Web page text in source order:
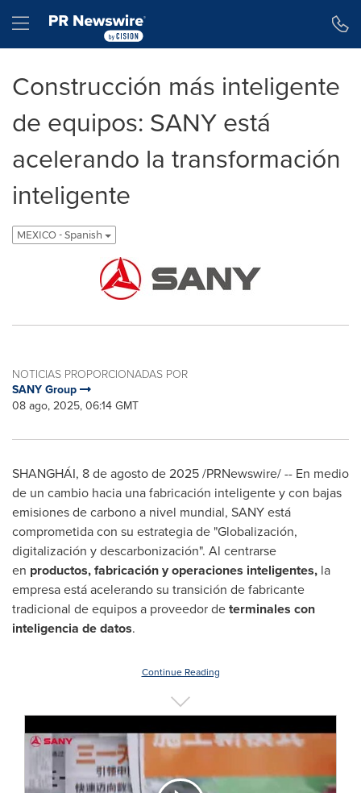
Hamburger menu
Construcción más inteligente
de equipos: SANY está
acelerando la transformación
inteligente
MEXICO - Spanish
NOTICIAS PROPORCIONADAS POR
SANY Group
08 ago, 2025, 06:14 GMT
SHANGHÁI, 8 de agosto de 2025/PRNewswire/ -- En medio
de un cambio hacia una fabricación inteligente y con bajas
emisiones de carbono a nivel mundial, SANY está
comprometida con su estrategia de "Globalización,
digitalización y descarbonización". Al centrarse
en productos, fabricación y operaciones inteligentes, la
empresa está acelerando su transición de fabricante
tradicional de equipos a proveedor determinales con
inteligencia de datos.
Continue Reading